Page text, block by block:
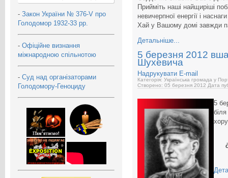
- Закон України № 376-V про
Голодомор 1932-33 рр.
- Офіційне визнання
міжнародною спільнотою
- Суд над організаторами
Голодомору-Геноциду
Прийміть наші найщиріші
невичерпної енергії і
Хай у Вашому домі завжди
Детальніше...
5 березня 2012
Шухевича
Надрукувати E-mail
Категорія: Українська громада у
Створено: 05 березня 2012 Дата
5